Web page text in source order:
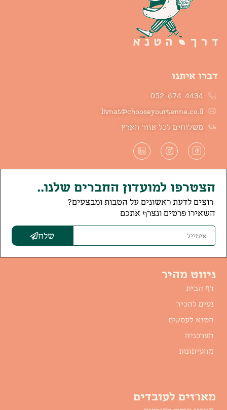
דברו איתנו
052-674-4434
livnat@chooseyourtenne.co.il
משלוחים לכל אזור הארץ
הצטרפו למועדון החברים שלנו..
רוצים לדעת ראשונים על הטבות ומבצעים?
השאירו פרטים ונצרף אתכם
שלח
ניווט מהיר
דף הבית
נעים להכיר
הטנא לעסקים
הצרכניה
מהעיתונות
מארזים לעובדים